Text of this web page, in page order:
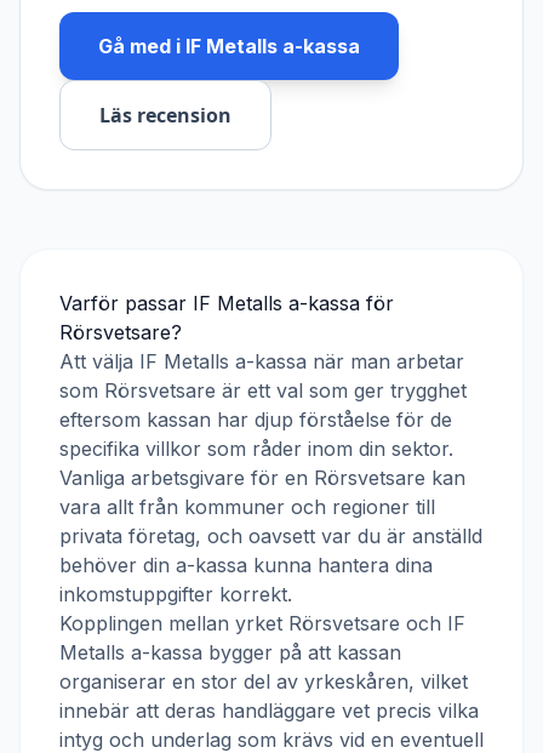
Gå med i IF Metalls a-kassa
Läs recension
Varför passar IF Metalls a-kassa för
Rörsvetsare?
Att välja IF Metalls a-kassa när man arbetar
som Rörsvetsare är ett val som ger trygghet
eftersom kassan har djup förståelse för de
specifika villkor som råder inom din sektor.
Vanliga arbetsgivare för en Rörsvetsare kan
vara allt från kommuner och regioner till
privata företag, och oavsett var du är anställd
behöver din a-kassa kunna hantera dina
inkomstuppgifter korrekt.
Kopplingen mellan yrket Rörsvetsare och IF
Metalls a-kassa bygger på att kassan
organiserar en stor del av yrkeskåren, vilket
innebär att deras handläggare vet precis vilka
intyg och underlag som krävs vid en eventuell